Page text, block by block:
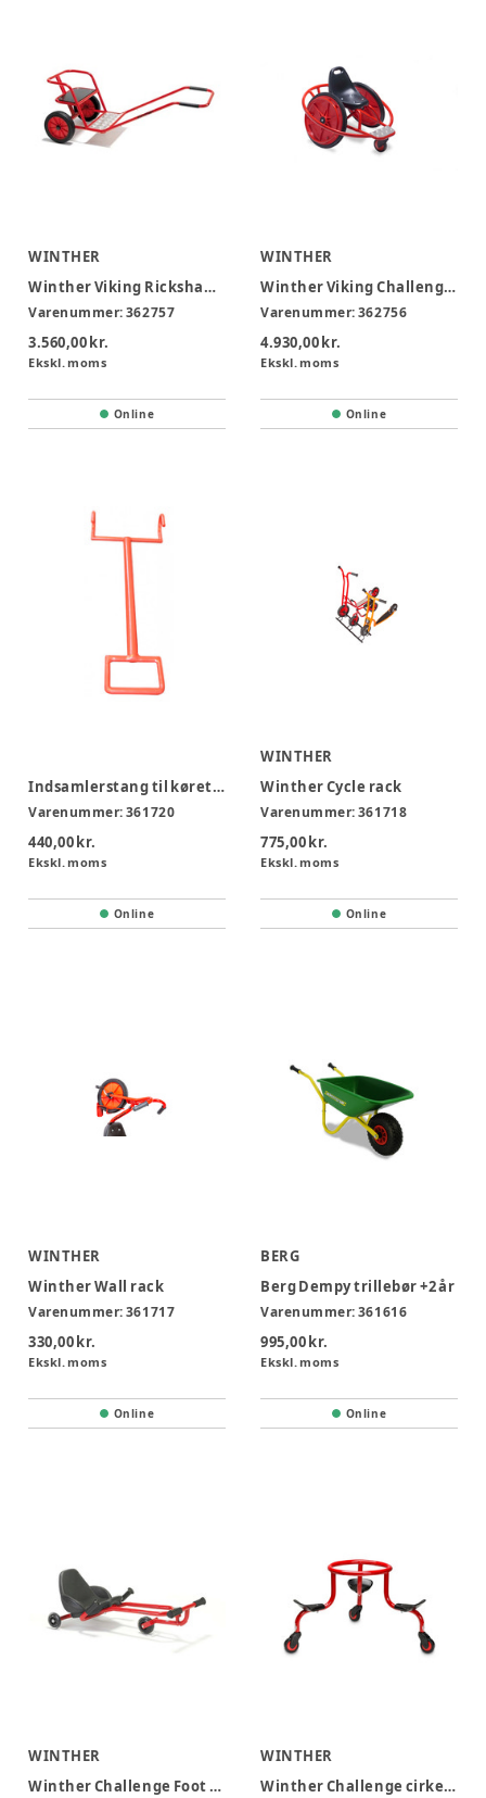
WINTHER
Winther Viking Rickshaw 4-12 år
Varenummer:362757
3.560,00 kr.
Ekskl. moms
Online
WINTHER
Winther Viking Challenge Wheelyrider 4-10 år
Varenummer:362756
4.930,00 kr.
Ekskl. moms
Online
Indsamlerstang til køretøjer
Varenummer:361720
440,00 kr.
Ekskl. moms
Online
WINTHER
Winther Cycle rack
Varenummer:361718
775,00 kr.
Ekskl. moms
Online
WINTHER
Winther Wall rack
Varenummer:361717
330,00 kr.
Ekskl. moms
Online
BERG
Berg Dempy trillebør +2 år
Varenummer:361616
995,00 kr.
Ekskl. moms
Online
WINTHER
Winther Challenge Foot Twister
WINTHER
Winther Challenge cirkelcykel